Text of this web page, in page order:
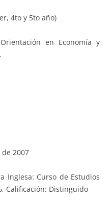
4to y 5to año)
en Economía y
2007
Inglesa: Curso de Estudios
Calificación: Distinguido